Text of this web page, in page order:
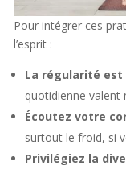
Pour intégrer ces
l’esprit :
La régularité est
quotidienne valent
Écoutez votre
surtout le froid, si
Privilégiez la